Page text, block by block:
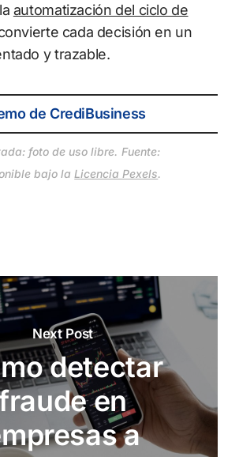
automatización del ciclo de
cada decisión en un
y trazable.
de CrediBusiness
foto de uso libre. Fuente:
bajo la Licencia Pexels.
Next Post
detectar
en
a